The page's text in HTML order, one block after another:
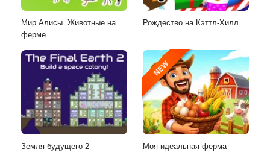
Мир Алисы. Животные на
ферме
Рождество на Кэттл-Хилл
Земля будущего 2
NEW
Моя идеальная ферма